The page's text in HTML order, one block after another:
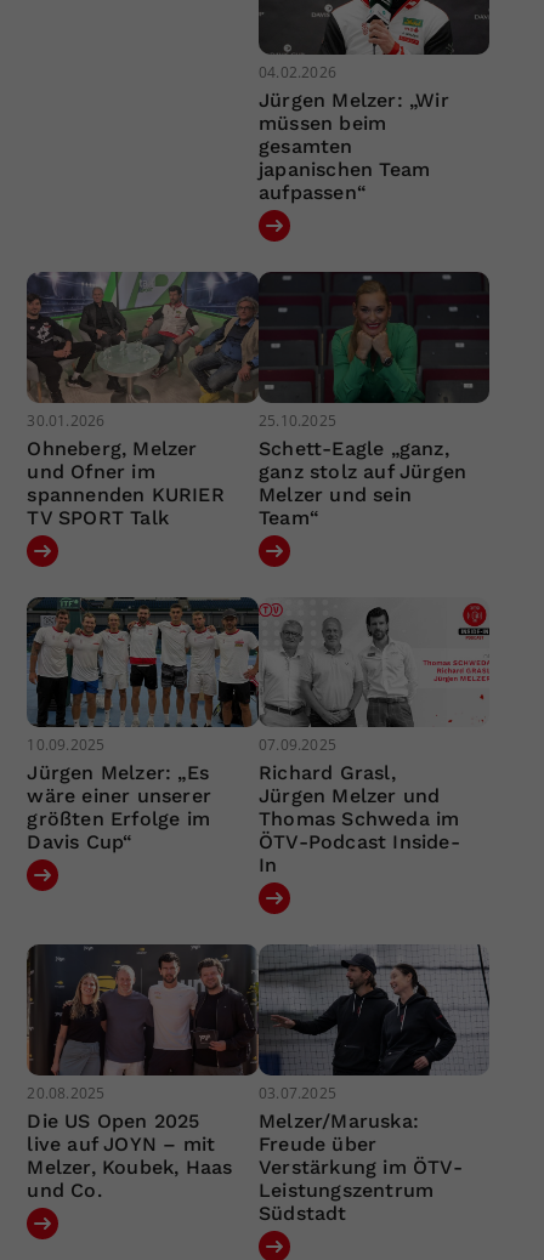
04.02.2026
Jürgen Melzer: „Wir
müssen beim
gesamten
japanischen Team
aufpassen“
30.01.2026
Ohneberg, Melzer
und Ofner im
spannenden KURIER
TV SPORT Talk
25.10.2025
Schett-Eagle „ganz,
ganz stolz auf Jürgen
Melzer und sein
Team“
10.09.2025
Jürgen Melzer: „Es
wäre einer unserer
größten Erfolge im
Davis Cup“
07.09.2025
Richard Grasl,
Jürgen Melzer und
Thomas Schweda im
ÖTV-Podcast Inside-
In
20.08.2025
Die US Open 2025
live auf JOYN – mit
Melzer, Koubek, Haas
und Co.
03.07.2025
Melzer/Maruska:
Freude über
Verstärkung im ÖTV-
Leistungszentrum
Südstadt